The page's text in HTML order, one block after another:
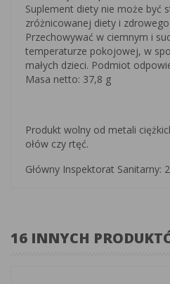
Suplement diety nie może być
zróżnicowanej diety i
Przechowywać w ciemnym i
temperaturze pokojowej, w
małych dzieci. Podmiot
Masa netto: 37,8 g
Produkt wolny od metali
ołów czy rtęć.
Główny Inspektorat Sanitarny:
16 INNYCH